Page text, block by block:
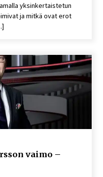
yksinkertaistetun
ja mitkä ovat erot
vaimo –